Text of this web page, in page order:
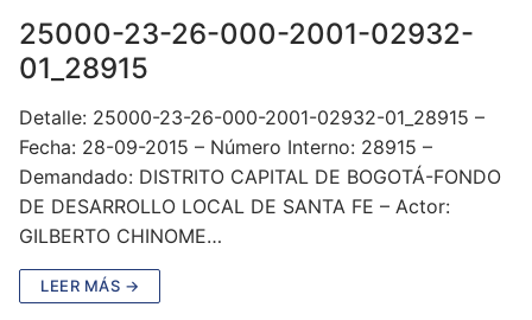
25000-23-26-000-2001-02932-
01_28915
Detalle: 25000-23-26-000-2001-02932-01_28915 –
Fecha: 28-09-2015 – Número Interno: 28915 –
Demandado: DISTRITO CAPITAL DE BOGOTÁ-FONDO
DE DESARROLLO LOCAL DE SANTA FE – Actor:
GILBERTO CHINOME…
LEER MÁS →